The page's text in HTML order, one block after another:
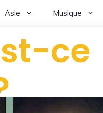
Asie Musique
ce